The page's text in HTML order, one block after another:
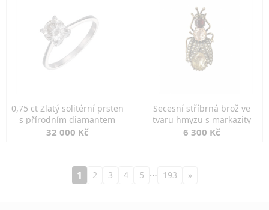
0,75 ct Zlatý solitérní prsten
s přírodním diamantem
32 000 Kč
Secesní stříbrná brož ve
tvaru hmyzu s markazity
6 300 Kč
1 2 3 4 5 … 193 »